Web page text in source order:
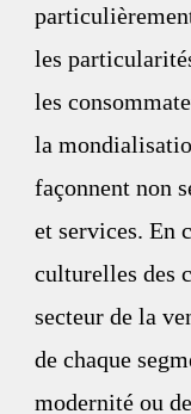
les
les
la
façonnent non
et services. En
culturelles des
secteur de la
de chaque
modernité ou